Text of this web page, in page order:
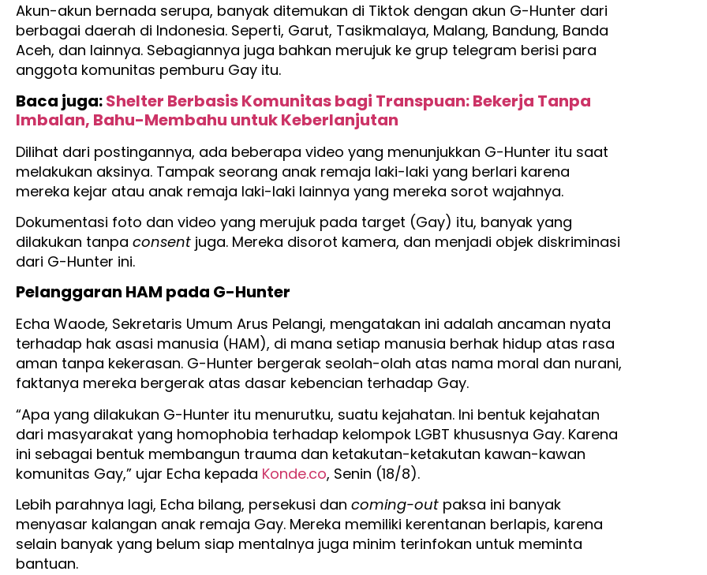
Akun-akun bernada serupa, banyak ditemukan di Tiktok dengan akun G-Hunter dari
berbagai daerah di Indonesia. Seperti, Garut, Tasikmalaya, Malang, Bandung, Banda
Aceh, dan lainnya. Sebagiannya juga bahkan merujuk ke grup telegram berisi para
anggota komunitas pemburu Gay itu.
Baca juga:Shelter Berbasis Komunitas bagi Transpuan: Bekerja Tanpa
Imbalan, Bahu-Membahu untuk Keberlanjutan
Dilihat dari postingannya, ada beberapa video yang menunjukkan G-Hunter itu saat
melakukan aksinya. Tampak seorang anak remaja laki-laki yang berlari karena
mereka kejar atau anak remaja laki-laki lainnya yang mereka sorot wajahnya.
Dokumentasi foto dan video yang merujuk pada target (Gay) itu, banyak yang
dilakukan tanpa consent juga. Mereka disorot kamera, dan menjadi objek diskriminasi
dari G-Hunter ini.
Pelanggaran HAM pada G-Hunter
Echa Waode, Sekretaris Umum Arus Pelangi, mengatakan ini adalah ancaman nyata
terhadap hak asasi manusia (HAM), di mana setiap manusia berhak hidup atas rasa
aman tanpa kekerasan. G-Hunter bergerak seolah-olah atas nama moral dan nurani,
faktanya mereka bergerak atas dasar kebencian terhadap Gay.
“Apa yang dilakukan G-Hunter itu menurutku, suatu kejahatan. Ini bentuk kejahatan
dari masyarakat yang homophobia terhadap kelompok LGBT khususnya Gay. Karena
ini sebagai bentuk membangun trauma dan ketakutan-ketakutan kawan-kawan
komunitas Gay,” ujar Echa kepada Konde.co, Senin (18/8).
Lebih parahnya lagi, Echa bilang, persekusi dan coming-out paksa ini banyak
menyasar kalangan anak remaja Gay. Mereka memiliki kerentanan berlapis, karena
selain banyak yang belum siap mentalnya juga minim terinfokan untuk meminta
bantuan.